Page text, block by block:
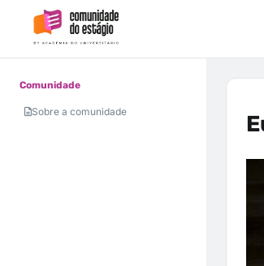
Comunidade
Sobre a comunidade